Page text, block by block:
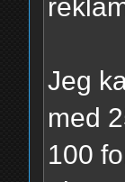
Jeg
med
100